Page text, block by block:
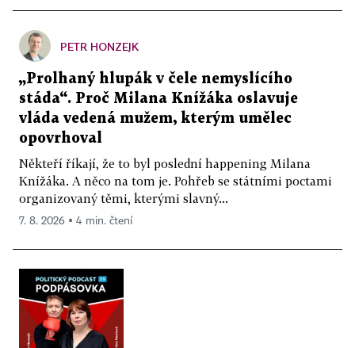
PETR HONZEJK
„Prolhaný hlupák v čele nemyslícího
stáda“. Proč Milana Knížáka oslavuje
vláda vedená mužem, kterým umělec
opovrhoval
Někteří říkají, že to byl poslední happening Milana
Knížáka. A něco na tom je. Pohřeb se státními poctami
organizovaný těmi, kterými slavný...
7. 8. 2026 ▪ 4 min. čtení